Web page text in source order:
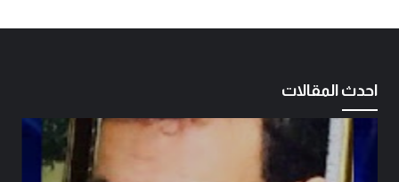
احدث المقالات